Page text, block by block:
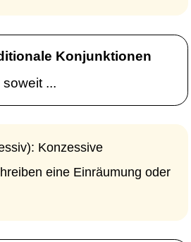
Konjunktionen
...
Konzessive
eine Einräumung oder